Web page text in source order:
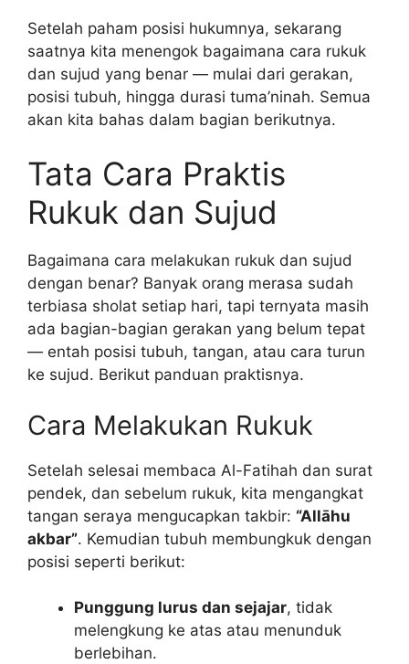
Setelah paham posisi hukumnya, sekarang
saatnya kita menengok bagaimana cara rukuk
dan sujud yang benar — mulai dari gerakan,
posisi tubuh, hingga durasi tuma’ninah. Semua
akan kita bahas dalam bagian berikutnya.
Tata Cara Praktis
Rukuk dan Sujud
Bagaimana cara melakukan rukuk dan sujud
dengan benar? Banyak orang merasa sudah
terbiasa sholat setiap hari, tapi ternyata masih
ada bagian-bagian gerakan yang belum tepat
— entah posisi tubuh, tangan, atau cara turun
ke sujud. Berikut panduan praktisnya.
Cara Melakukan Rukuk
Setelah selesai membaca Al-Fatihah dan surat
pendek, dan sebelum rukuk, kita mengangkat
tangan seraya mengucapkan takbir: “Allāhu
akbar”. Kemudian tubuh membungkuk dengan
posisi seperti berikut:
Punggung lurus dan sejajar, tidak
melengkung ke atas atau menunduk
berlebihan.